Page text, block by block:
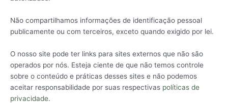
Não compartilhamos informações de identificação pessoal
publicamente ou com terceiros, exceto quando exigido por lei.
O nosso site pode ter links para sites externos que não são
operados por nós. Esteja ciente de que não temos controle
sobre o conteúdo e práticas desses sites e não podemos
aceitar responsabilidade por suas respectivas políticas de
privacidade.